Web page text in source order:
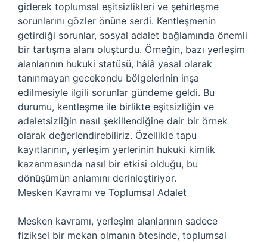
giderek toplumsal eşitsizlikleri ve şehirleşme
sorunlarını gözler önüne serdi. Kentleşmenin
getirdiği sorunlar, sosyal adalet bağlamında önemli
bir tartışma alanı oluşturdu. Örneğin, bazı yerleşim
alanlarının hukuki statüsü, hâlâ yasal olarak
tanınmayan gecekondu bölgelerinin inşa
edilmesiyle ilgili sorunlar gündeme geldi. Bu
durumu, kentleşme ile birlikte eşitsizliğin ve
adaletsizliğin nasıl şekillendiğine dair bir örnek
olarak değerlendirebiliriz. Özellikle tapu
kayıtlarının, yerleşim yerlerinin hukuki kimlik
kazanmasında nasıl bir etkisi olduğu, bu
dönüşümün anlamını derinleştiriyor.
Mesken Kavramı ve Toplumsal Adalet
Mesken kavramı, yerleşim alanlarının sadece
fiziksel bir mekan olmanın ötesinde, toplumsal